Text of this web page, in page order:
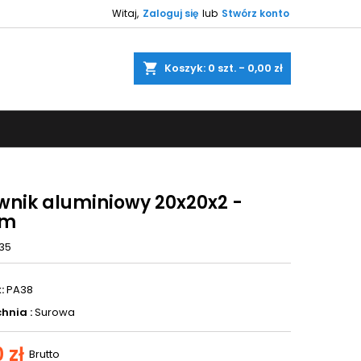
Witaj, Zaloguj się lub Stwórz konto
Koszyk 0 szt. - 0,00 zł
aluminiowy 20x20x2 -
PA38
:Surowa
Brutto